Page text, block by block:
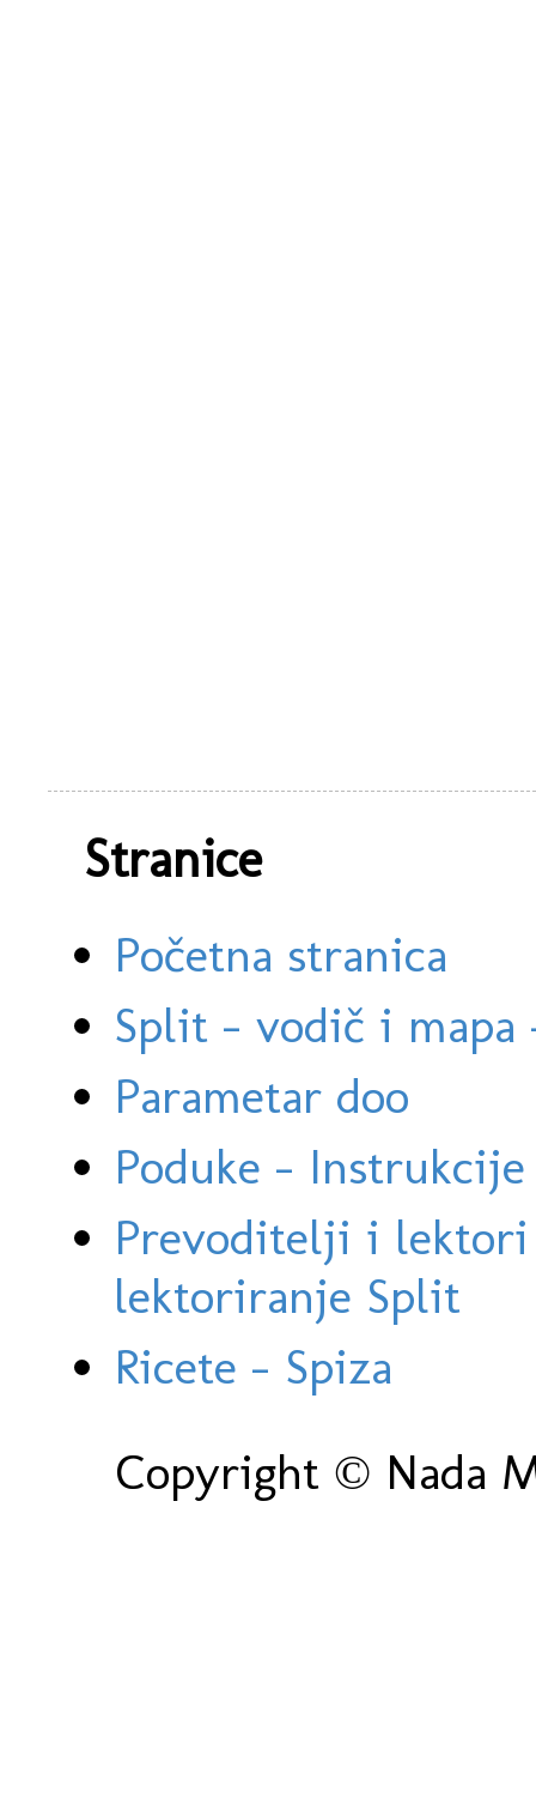
Stranice
Početna stranica
Split - vodič i
Parametar doo
Poduke -
Prevoditelji i
lektoriranje Split
Ricete - Spiza
Copyright © Nada